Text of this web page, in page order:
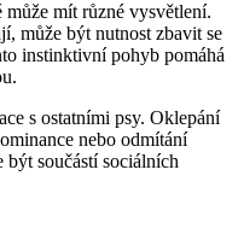
mít různé vysvětlení.
může být nutnost zbavit se
instinktivní pohyb pomáhá
s ostatními psy. Oklepání
nebo odmítání
být součástí sociálních